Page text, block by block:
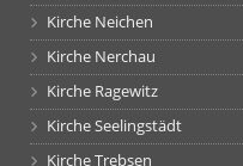
Kirche Neichen
Kirche Nerchau
Kirche Ragewitz
Kirche Seelingstädt
Kirche Trebsen